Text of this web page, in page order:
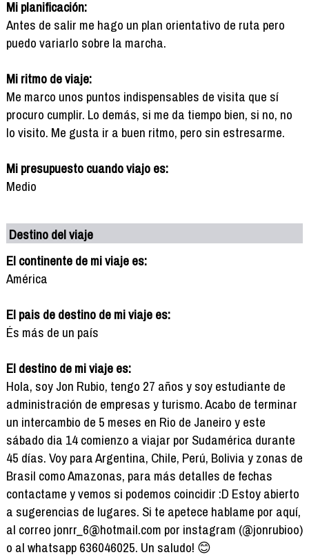
Mi planificación:
Antes de salir me hago un plan orientativo de ruta pero
puedo variarlo sobre la marcha.
Mi ritmo de viaje:
Me marco unos puntos indispensables de visita que sí
procuro cumplir. Lo demás, si me da tiempo bien, si no, no
lo visito. Me gusta ir a buen ritmo, pero sin estresarme.
Mi presupuesto cuando viajo es:
Medio
Destino del viaje
El continente de mi viaje es:
América
El pais de destino de mi viaje es:
És más de un país
El destino de mi viaje es:
Hola, soy Jon Rubio, tengo 27 años y soy estudiante de
administración de empresas y turismo. Acabo de terminar
un intercambio de 5 meses en Rio de Janeiro y este
sábado dia 14 comienzo a viajar por Sudamérica durante
45 días. Voy para Argentina, Chile, Perú, Bolivia y zonas de
Brasil como Amazonas, para más detalles de fechas
contactame y vemos si podemos coincidir :D Estoy abierto
a sugerencias de lugares. Si te apetece hablame por aquí,
al correo jonrr_6@hotmail.com por instagram (@jonrubioo)
o al whatsapp 636046025. Un saludo! 😊